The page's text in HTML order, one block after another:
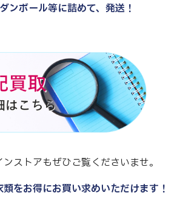
ンボール等に詰めて、発送！
ストアもぜひご覧くださいませ。
をお得にお買い求めいただけます！